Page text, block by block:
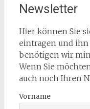
Newsletter
Hier können Sie
eintragen und ihn
benötigen wir
Wenn Sie
auch noch Ihren
Vorname